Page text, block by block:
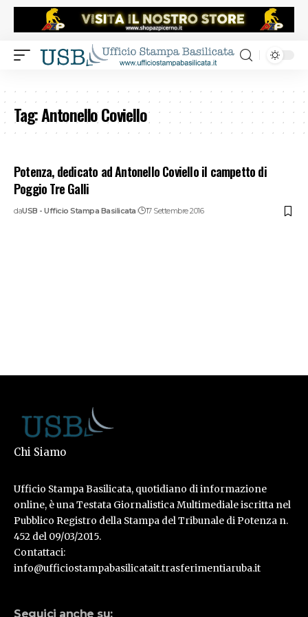
Tag:Antonello Coviello
Potenza, dedicato ad Antonello Coviello il campetto di
Poggio Tre Galli
daUSB - Ufficio Stampa Basilicata 17 Settembre 2016
Chi Siamo
Ufficio Stampa Basilicata, quotidiano di informazione
online, è una Testata Giornalistica Multimediale iscritta nel
Pubblico Registro della Stampa del Tribunale di Potenza n.
452 del 09/03/2015.
Contattaci:
info@ufficiostampabasilicatait.trasferimentiaruba.it
Seguici anche su: